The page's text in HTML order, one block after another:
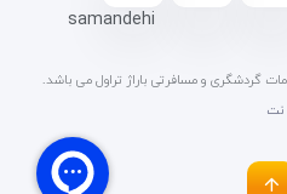
گردشگری و مسافرتی باراژ تراول می باشد.
نت